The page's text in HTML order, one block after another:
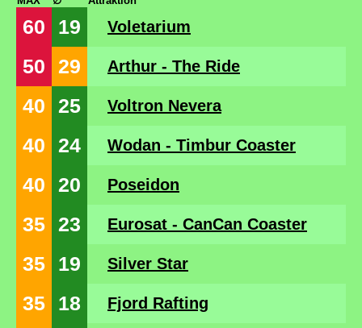
60 19 Voletarium
50 29 Arthur - The Ride
40 25 Voltron Nevera
40 24 Wodan - Timbur Coaster
40 20 Poseidon
35 23 Eurosat - CanCan Coaster
35 19 Silver Star
35 18 Fjord Rafting